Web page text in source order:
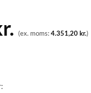
(ex. moms:4.351,20kr.)